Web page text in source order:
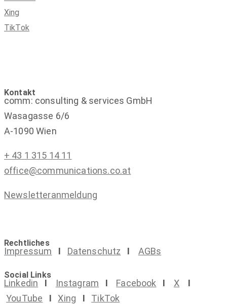
Xing
TikTok
Kontakt
comm: consulting & services GmbH
Wasagasse 6/6
A-1090 Wien
+ 43 1 315 14 11
office@communications.co.at
Newsletteranmeldung
Rechtliches
Impressum I Datenschutz I AGBs
Social Links
Linkedin I Instagram I Facebook I X
I
YouTube
I Xing I TikTok